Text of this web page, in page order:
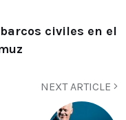
civiles en el
NEXT ARTICLE